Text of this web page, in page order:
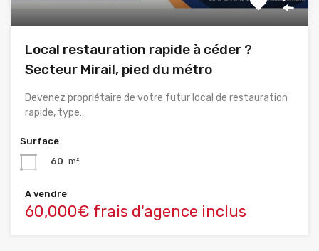
Local restauration rapide à céder ?
Secteur Mirail, pied du métro
Devenez propriétaire de votre futur local de restauration
rapide, type…
Surface
60 m²
A vendre
60,000€ frais d'agence inclus